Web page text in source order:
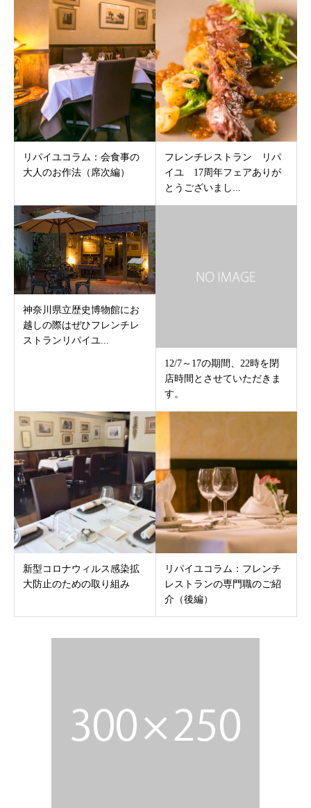
リパイユコラム：会食事の
大人のお作法（席次編）
フレンチレストラン リパ
イユ 17周年フェアありが
とうございまし...
神奈川県立歴史博物館にお
越しの際はぜひフレンチレ
ストランリパイユ...
12/7～17の期間、22時を閉
店時間とさせていただきま
す。
新型コロナウィルス感染拡
大防止のための取り組み
リパイユコラム：フレンチ
レストランの専門職のご紹
介（後編）